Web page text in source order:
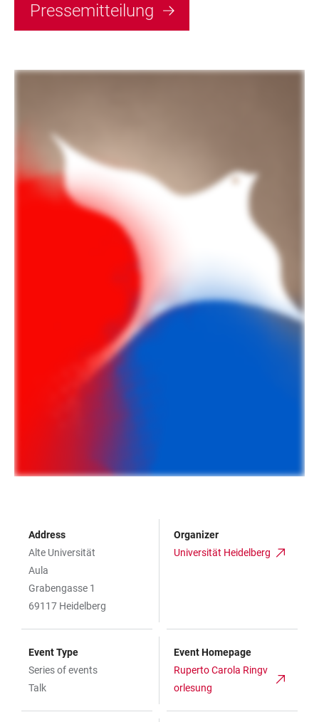
Pressemitteilung
Address
Alte Universität
Aula
Grabengasse 1
69117 Heidelberg
Organizer
Universität Heidelberg
Event Type
Series of events
Talk
Event Homepage
Ruperto Carola Ringv
orlesung